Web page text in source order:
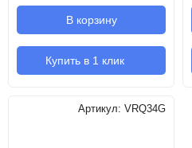
В корзину
Купить в 1 клик
Артикул: VRQ34G